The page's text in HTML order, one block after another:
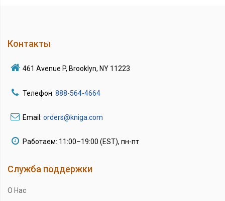
Контакты
461 Avenue P, Brooklyn, NY 11223
Телефон: 888-564-4664
Email: orders@kniga.com
Работаем: 11:00–19:00 (EST), пн-пт
Служба поддержки
О Нас